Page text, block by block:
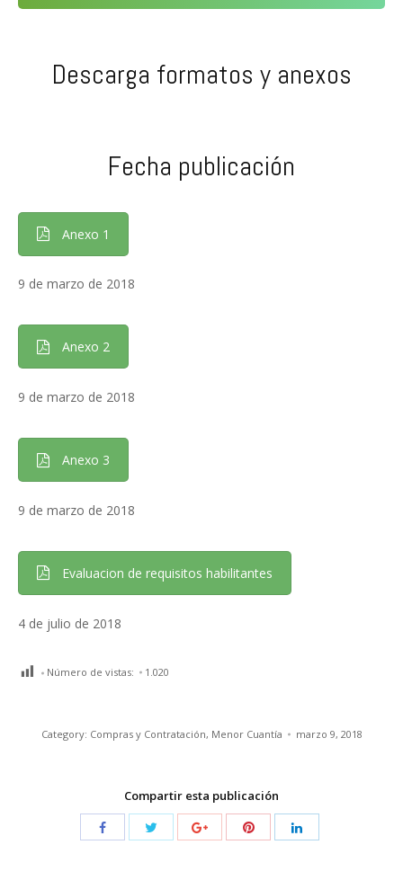
Descarga formatos y anexos
Fecha publicación
Anexo 1
9 de marzo de 2018
Anexo 2
9 de marzo de 2018
Anexo 3
9 de marzo de 2018
Evaluacion de requisitos habilitantes
4 de julio de 2018
Número de vistas: 1.020
Category: Compras y Contratación, Menor Cuantía marzo 9, 2018
Compartir esta publicación